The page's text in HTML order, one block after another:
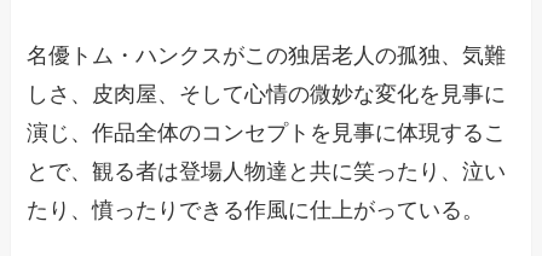
名優トム・ハンクスがこの独居老人の孤独、気難
しさ、皮肉屋、そして心情の微妙な変化を見事に
演じ、作品全体のコンセプトを見事に体現するこ
とで、観る者は登場人物達と共に笑ったり、泣い
たり、憤ったりできる作風に仕上がっている。